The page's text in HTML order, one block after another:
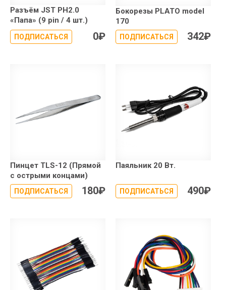
Разъём JST PH2.0
«Папа» (9 pin / 4 шт.)
ПОДПИСАТЬСЯ 0₽
Бокорезы PLATO model
170
ПОДПИСАТЬСЯ 342₽
Пинцет TLS-12 (Прямой
с острыми концами)
ПОДПИСАТЬСЯ 180₽
Паяльник 20 Вт.
ПОДПИСАТЬСЯ 490₽